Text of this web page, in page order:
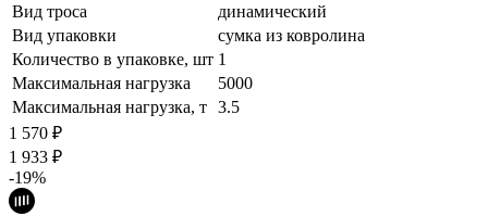
Вид троса
динамический
Вид упаковки
сумка из ковролина
Количество в упаковке, шт 1
Максимальная нагрузка
5000
Максимальная нагрузка, т 3.5
1 570 ₽
1 933 ₽
-19%